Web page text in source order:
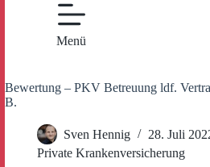
Menü
Bewertung – PKV Betreuung ldf.
B.
Sven Hennig
28. Juli
Private Krankenversicherung